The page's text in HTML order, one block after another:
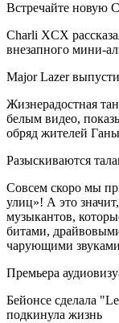
Встречайте новую
Charli XCX
внезапного мини-
Major Lazer
Жизнерадостная
белым видео,
обряд жителей
Разыскиваются
Совсем скоро мы
улиц»! А это
музыкантов,
битами,
чарующими
Премьера
Бейонсе сделала
подкинула жизнь